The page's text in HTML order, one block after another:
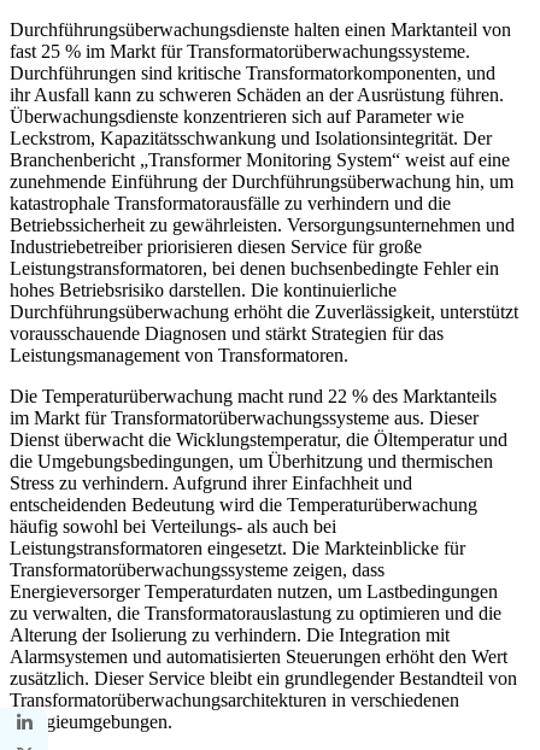
Durchführungsüberwachungsdienste halten einen Marktanteil von
fast 25 % im Markt für Transformatorüberwachungssysteme.
Durchführungen sind kritische Transformatorkomponenten, und
ihr Ausfall kann zu schweren Schäden an der Ausrüstung führen.
Überwachungsdienste konzentrieren sich auf Parameter wie
Leckstrom, Kapazitätsschwankung und Isolationsintegrität. Der
Branchenbericht „Transformer Monitoring System“ weist auf eine
zunehmende Einführung der Durchführungsüberwachung hin, um
katastrophale Transformatorausfälle zu verhindern und die
Betriebssicherheit zu gewährleisten. Versorgungsunternehmen und
Industriebetreiber priorisieren diesen Service für große
Leistungstransformatoren, bei denen buchsenbedingte Fehler ein
hohes Betriebsrisiko darstellen. Die kontinuierliche
Durchführungsüberwachung erhöht die Zuverlässigkeit, unterstützt
vorausschauende Diagnosen und stärkt Strategien für das
Leistungsmanagement von Transformatoren.
Die Temperaturüberwachung macht rund 22 % des Marktanteils
im Markt für Transformatorüberwachungssysteme aus. Dieser
Dienst überwacht die Wicklungstemperatur, die Öltemperatur und
die Umgebungsbedingungen, um Überhitzung und thermischen
Stress zu verhindern. Aufgrund ihrer Einfachheit und
entscheidenden Bedeutung wird die Temperaturüberwachung
häufig sowohl bei Verteilungs- als auch bei
Leistungstransformatoren eingesetzt. Die Markteinblicke für
Transformatorüberwachungssysteme zeigen, dass
Energieversorger Temperaturdaten nutzen, um Lastbedingungen
zu verwalten, die Transformatorauslastung zu optimieren und die
Alterung der Isolierung zu verhindern. Die Integration mit
Alarmsystemen und automatisierten Steuerungen erhöht den Wert
zusätzlich. Dieser Service bleibt ein grundlegender Bestandteil von
Transformatorüberwachungsarchitekturen in verschiedenen
Energieumgebungen.